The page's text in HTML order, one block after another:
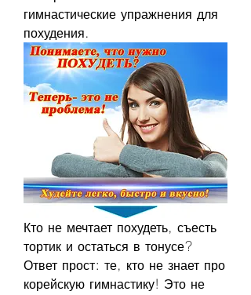
гимнастические упражнения для
похудения.
Кто не мечтает похудеть, съесть
тортик и остаться в тонусе?
Ответ прост: те, кто не знает про
корейскую гимнастику! Это не